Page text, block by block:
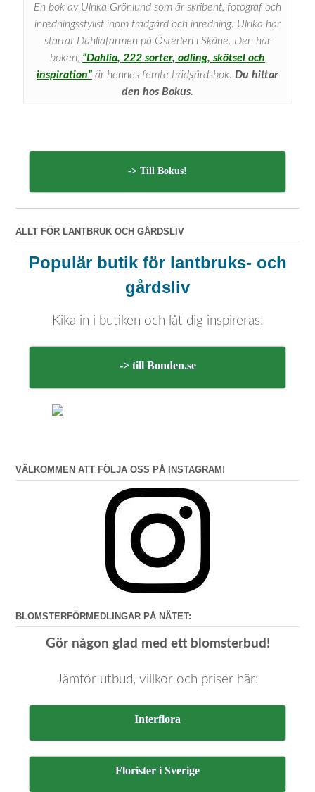
En bok av Ulrika Grönlund som är skribent, fotograf och
inredningsstylist inom trädgård och inredning. Ulrika har
startat Dahliafarmen på Österlen i Skåne. Den här
boken, ”Dahlia, 222 sorter, odling, skötsel och
inspiration” är hennes femte trädgårdsbok. Du hittar
den hos Bokus.
-> Till Bokus!
ALLT FÖR LANTBRUK OCH GÅRDSLIV
Populär butik för lantbruks- och
gårdsliv
Kika in i butiken och låt dig inspireras!
-> till Bonden.se
VÄLKOMMEN ATT FÖLJA OSS PÅ INSTAGRAM!
BLOMSTERFÖRMEDLINGAR PÅ NÄTET:
Gör någon glad med ett blomsterbud!
Jämför utbud, villkor och priser här:
Interflora
Florister i Sverige